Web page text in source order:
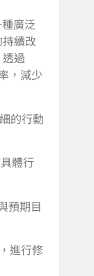
廣泛
續改
透過
，減少
的行動
體行
預期目
進行修